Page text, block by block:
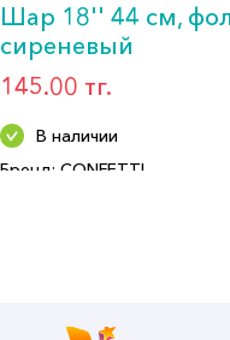
Шар 18'' 44 см,
сиреневый
145.00 тг.
В наличии
Бренд: CONFETTI
Бренд: CONFETTI